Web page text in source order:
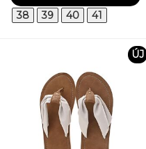
38 39 40 41
ÚJ